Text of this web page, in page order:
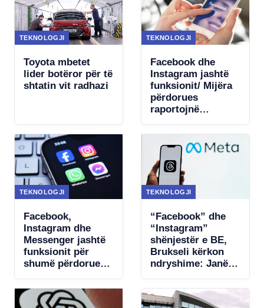
TEKNOLOGJI
Toyota mbetet
lider botëror për të
shtatin vit radhazi
TEKNOLOGJI
Facebook dhe
Instagram jashtë
funksionit/ Mijëra
përdorues
raportojnë
mbarë botën
TEKNOLOGJI
Facebook,
Instagram dhe
Messenger jashtë
funksionit për
shumë përdorues/
probleme në disa
vende
TEKNOLOGJI
“Facebook” dhe
“Instagram”
shënjestër e BE,
Brukseli kërkon
ndryshime: Janë
krijuar varësi te
përdoruesit